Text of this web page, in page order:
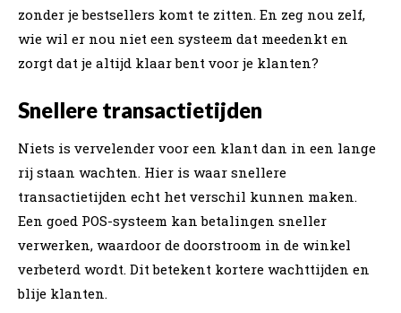
zonder je bestsellers komt te zitten. En zeg nou zelf,
wie wil er nou niet een systeem dat meedenkt en
zorgt dat je altijd klaar bent voor je klanten?
Snellere transactietijden
Niets is vervelender voor een klant dan in een lange
rij staan wachten. Hier is waar snellere
transactietijden echt het verschil kunnen maken.
Een goed POS-systeem kan betalingen sneller
verwerken, waardoor de doorstroom in de winkel
verbeterd wordt. Dit betekent kortere wachttijden en
blije klanten.